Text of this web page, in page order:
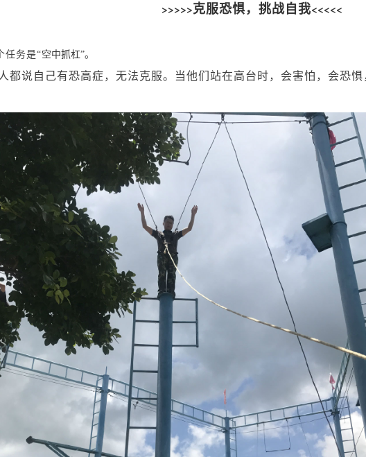
>>>>>克服恐惧，挑战自我<<<<<
任务是“空中抓杠”。
都说自己有恐高症，无法克服。当他们站在高台时，会害怕，会恐惧